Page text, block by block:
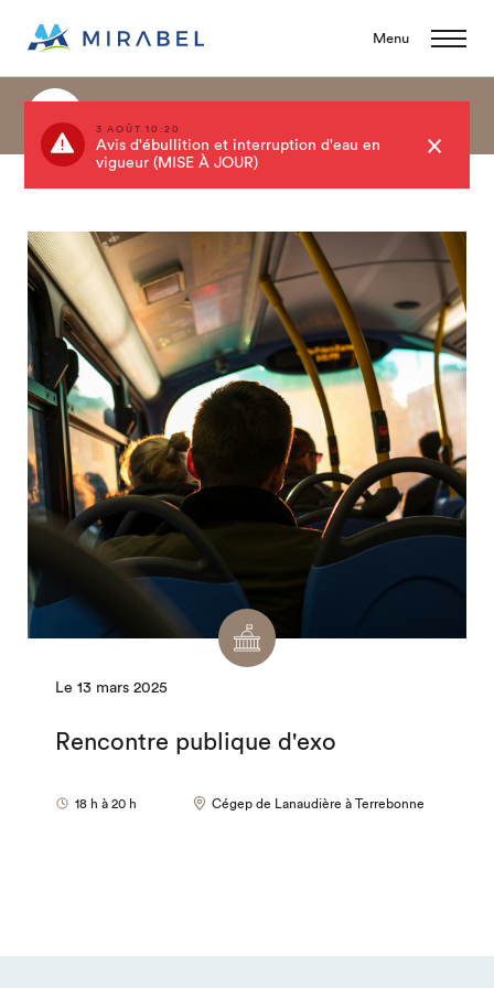
Menu
3 AOÛT 10:20
Avis d'ébullition et interruption d'eau en
vigueur (MISE À JOUR)
Le 13 mars 2025
Rencontre publique d'exo
18 h à 20 h Cégep de Lanaudière à Terrebonne